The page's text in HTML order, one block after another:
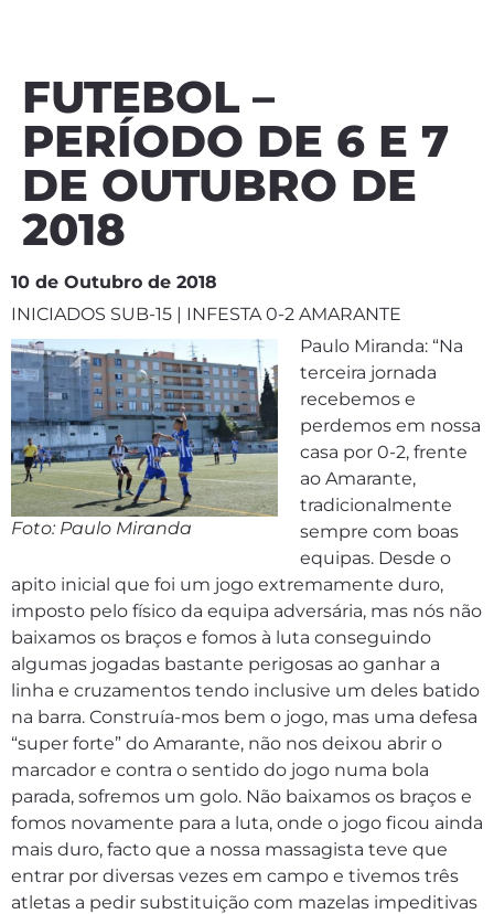
FUTEBOL –
PERÍODO DE 6 E 7
DE OUTUBRO DE
2018
10 de Outubro de 2018
INICIADOS SUB-15 | INFESTA 0-2 AMARANTE
Foto: Paulo Miranda
Paulo Miranda: “Na
terceira jornada
recebemos e
perdemos em nossa
casa por 0-2, frente
ao Amarante,
tradicionalmente
sempre com boas
equipas. Desde o
apito inicial que foi um jogo extremamente duro,
imposto pelo físico da equipa adversária, mas nós não
baixamos os braços e fomos à luta conseguindo
algumas jogadas bastante perigosas ao ganhar a
linha e cruzamentos tendo inclusive um deles batido
na barra. Construía-mos bem o jogo, mas uma defesa
“super forte” do Amarante, não nos deixou abrir o
marcador e contra o sentido do jogo numa bola
parada, sofremos um golo. Não baixamos os braços e
fomos novamente para a luta, onde o jogo ficou ainda
mais duro, facto que a nossa massagista teve que
entrar por diversas vezes em campo e tivemos três
atletas a pedir substituição com mazelas impeditivas